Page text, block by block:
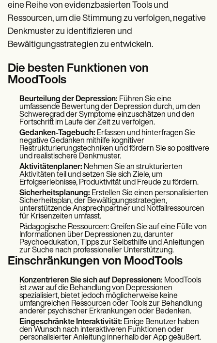
eine Reihe von evidenzbasierten Tools und
Ressourcen, um die Stimmung zu verfolgen, negative
Denkmuster zu identifizieren und
Bewältigungsstrategien zu entwickeln.
Die besten Funktionen von
MoodTools
Beurteilung der Depression: Führen Sie eine
umfassende Bewertung der Depression durch, um den
Schweregrad der Symptome einzuschätzen und den
Fortschritt im Laufe der Zeit zu verfolgen.
Gedanken-Tagebuch: Erfassen und hinterfragen Sie
negative Gedanken mithilfe kognitiver
Restrukturierungstechniken und fördern Sie so positivere
und realistischere Denkmuster.
Aktivitätenplaner: Nehmen Sie an strukturierten
Aktivitäten teil und setzen Sie sich Ziele, um
Erfolgserlebnisse, Produktivität und Freude zu fördern.
Sicherheitsplanung: Erstellen Sie einen personalisierten
Sicherheitsplan, der Bewältigungsstrategien,
unterstützende Ansprechpartner und Notfallressourcen
für Krisenzeiten umfasst.
Pädagogische Ressourcen: Greifen Sie auf eine Fülle von
Informationen über Depressionen zu, darunter
Psychoedukation, Tipps zur Selbsthilfe und Anleitungen
zur Suche nach professioneller Unterstützung.
Einschränkungen von MoodTools
Konzentrieren Sie sich auf Depressionen: MoodTools
ist zwar auf die Behandlung von Depressionen
spezialisiert, bietet jedoch möglicherweise keine
umfangreichen Ressourcen oder Tools zur Behandlung
anderer psychischer Erkrankungen oder Bedenken.
Eingeschränkte Interaktivität: Einige Benutzer haben
den Wunsch nach interaktiveren Funktionen oder
personalisierter Anleitung innerhalb der App geäußert.